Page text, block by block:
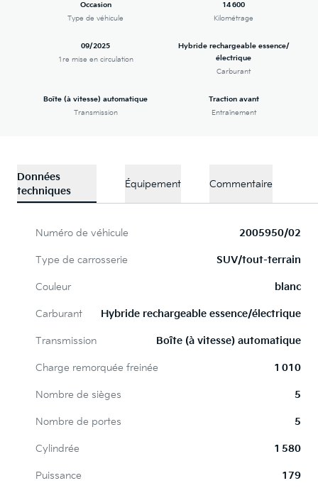
Occasion
Type de véhicule
14 600
Kilométrage
09/2025
1re mise en circulation
Hybride rechargeable essence/
électrique
Carburant
Boîte (à vitesse) automatique
Transmission
Traction avant
Entraînement
Données
techniques
Équipement Commentaire
Numéro de véhicule 2005950/02
Type de carrosserie SUV/tout-terrain
Couleur blanc
Carburant Hybride rechargeable essence/électrique
Transmission Boîte (à vitesse) automatique
Charge remorquée freinée 1 010
Nombre de sièges 5
Nombre de portes 5
Cylindrée 1 580
Puissance 179